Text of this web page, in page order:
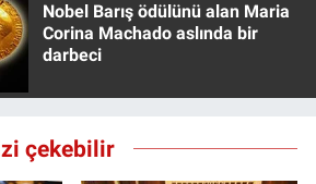
Nobel Barış ödülünü alan Maria
Corina Machado aslında bir
darbeci
çekebilir